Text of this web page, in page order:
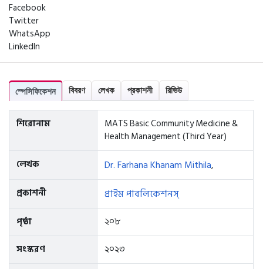
Facebook
Twitter
WhatsApp
LinkedIn
স্পেসিফিকেশন বিবরণ লেখক প্রকাশনী রিভিউ
শিরোনাম
MATS Basic Community Medicine &
Health Management (Third Year)
লেখক
Dr. Farhana Khanam Mithila,
প্রকাশনী
প্রাইম পাবলিকেশনস্
পৃষ্ঠা
২০৮
সংস্করণ
২০২৩